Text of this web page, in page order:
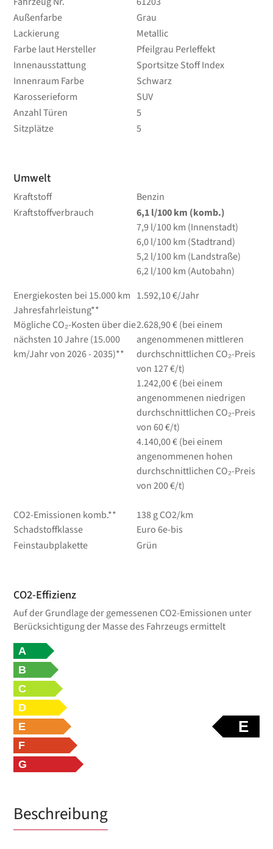
Außenfarbe
Grau
Lackierung
Metallic
Farbe laut Hersteller
Pfeilgrau Perleffekt
Innenausstattung
Sportsitze Stoff Index
Innenraum Farbe
Schwarz
Karosserieform
SUV
Anzahl Türen
5
Sitzplätze
5
Umwelt
Kraftstoff
Benzin
Kraftstoffverbrauch
6,1l/100 km (komb.)
7,9l/100 km (Innenstadt)
6,0l/100 km (Stadtrand)
5,2l/100 km (Landstraße)
6,2l/100 km (Autobahn)
Energiekosten bei 15.000 km
Jahresfahrleistung**
1.592,10 €/Jahr
Mögliche CO₂-Kosten über die
nächsten 10 Jahre (15.000
km/Jahr von 2026 - 2035)**
2.628,90 € (bei einem
angenommenen mittleren
durchschnittlichen CO₂-Preis
von 127 €/t)
1.242,00 € (bei einem
angenommenen niedrigen
durchschnittlichen CO₂-Preis
von 60 €/t)
4.140,00 € (bei einem
angenommenen hohen
durchschnittlichen CO₂-Preis
von 200 €/t)
CO2-Emissionen komb.**
138 g CO2/km
Schadstoffklasse
Euro 6e-bis
Feinstaubplakette
Grün
CO2-Effizienz
Auf der Grundlage der gemessenen CO2-Emissionen unter
Berücksichtigung der Masse des Fahrzeugs ermittelt
E
A
B
C
D
E
F
G
Beschreibung